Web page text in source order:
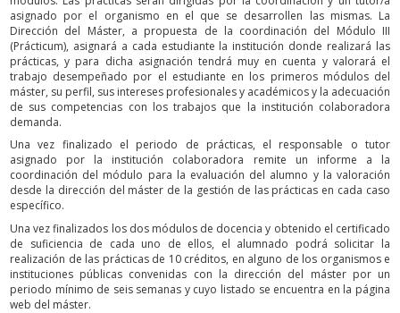
asignado por el organismo en el que se desarrollen las mismas. La
Dirección del Máster, a propuesta de la coordinación del Módulo III
(Prácticum), asignará a cada estudiante la institución donde realizará las
prácticas, y para dicha asignación tendrá muy en cuenta y valorará el
trabajo desempeñado por el estudiante en los primeros módulos del
máster, su perfil, sus intereses profesionales y académicos y la adecuación
de sus competencias con los trabajos que la institución colaboradora
demanda.
Una vez finalizado el periodo de prácticas, el responsable o tutor
asignado por la institución colaboradora remite un informe a la
coordinación del módulo para la evaluación del alumno y la valoración
desde la dirección del máster de la gestión de las prácticas en cada caso
específico.
Una vez finalizados los dos módulos de docencia y obtenido el certificado
de suficiencia de cada uno de ellos, el alumnado podrá solicitar la
realización de las prácticas de 10 créditos, en alguno de los organismos e
instituciones públicas convenidas con la dirección del máster por un
periodo mínimo de seis semanas y cuyo listado se encuentra en la página
web del máster.